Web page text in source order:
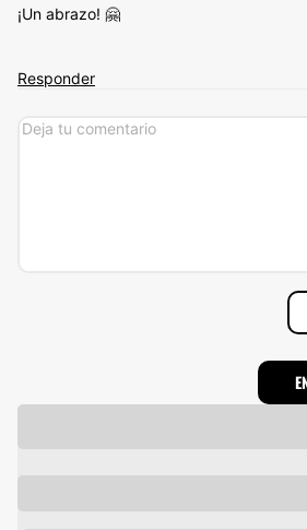
¡Un abrazo! 🤗
Responder